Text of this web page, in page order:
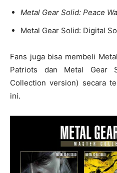
Metal Gear Solid: Peace
Metal Gear Solid: Digital
Fans juga bisa membeli
Patriots dan Metal Gear
Collection version) secara
ini.